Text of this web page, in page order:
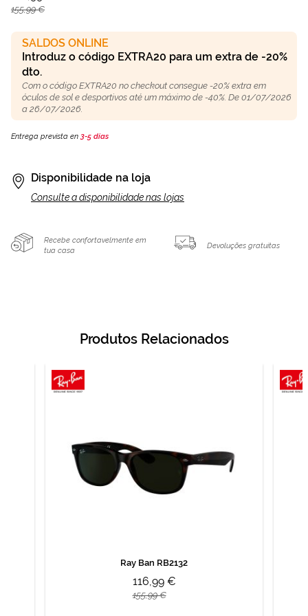
155,99 €
SALDOS ONLINE
Introduz o código EXTRA20 para um extra de -20%
dto.
Com o código EXTRA20 no checkout consegue -20% extra em
óculos de sol e desportivos até um máximo de -40%. De 01/07/2026
a 26/07/2026.
Entrega prevista en3-5 días
Disponibilidade na loja
Consulte a disponibilidade nas lojas
Recebe confortavelmente em
tua casa
Devoluções gratuitas
Produtos Relacionados
Ray Ban RB2132
116,99 €
155,99 €